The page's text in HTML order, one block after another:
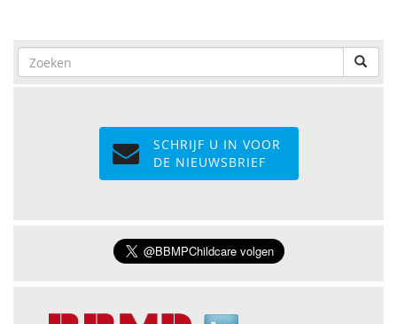
SCHRIJF U IN VOOR
DE NIEUWSBRIEF